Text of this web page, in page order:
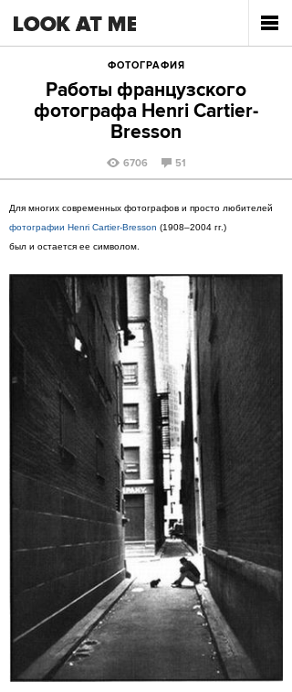
ФОТОГРАФИЯ
Работы французского
фотографа Henri Cartier-
Bresson
6706 51
Для многих современных фотографов и просто любителей
фотографии Henri Cartier-Bresson (1908–2004 гг.)
был и остается ее символом.